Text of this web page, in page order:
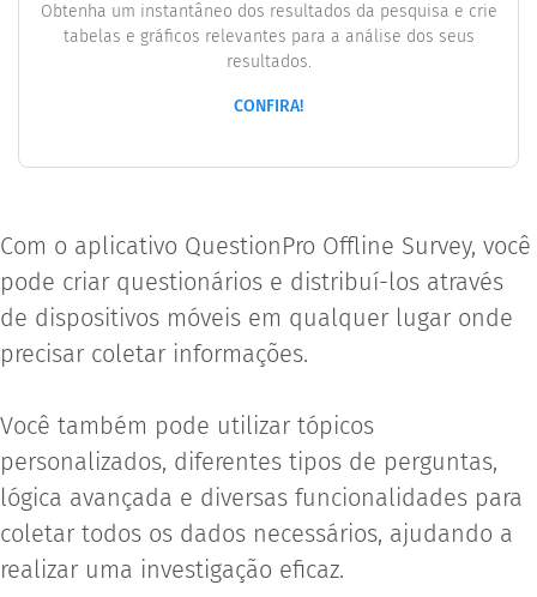
Obtenha um instantâneo dos resultados da pesquisa e crie
tabelas e gráficos relevantes para a análise dos seus
resultados.
CONFIRA!
Com o aplicativo QuestionPro Offline Survey, você
pode criar questionários e distribuí-los através
de dispositivos móveis em qualquer lugar onde
precisar coletar informações.
Você também pode utilizar tópicos
personalizados, diferentes tipos de perguntas,
lógica avançada e diversas funcionalidades para
coletar todos os dados necessários, ajudando a
realizar uma investigação eficaz.